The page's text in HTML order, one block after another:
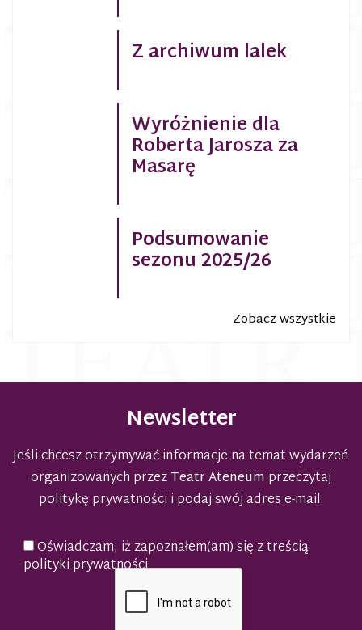
Z archiwum lalek
Wyróżnienie dla
Roberta Jarosza za
Masarę
Podsumowanie
sezonu 2025/26
Zobacz wszystkie
Newsletter
Jeśli chcesz otrzymywać informacje na temat wydarzeń
organizowanych przezTeatr Ateneum przeczytaj
politykę prywatności i podaj swój adres e-mail:
Oświadczam, iż zapoznałem(am) się z treścią
polityki prywatności